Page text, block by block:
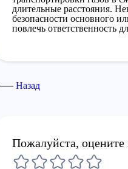
длительные расстояния.
безопасности основного
повлечь ответственность
Назад
Пожалуйста, оцените